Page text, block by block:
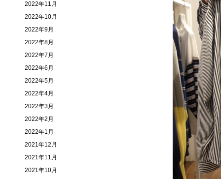
2022年11月
2022年10月
2022年9月
2022年8月
2022年7月
2022年6月
2022年5月
2022年4月
2022年3月
2022年2月
2022年1月
2021年12月
2021年11月
2021年10月